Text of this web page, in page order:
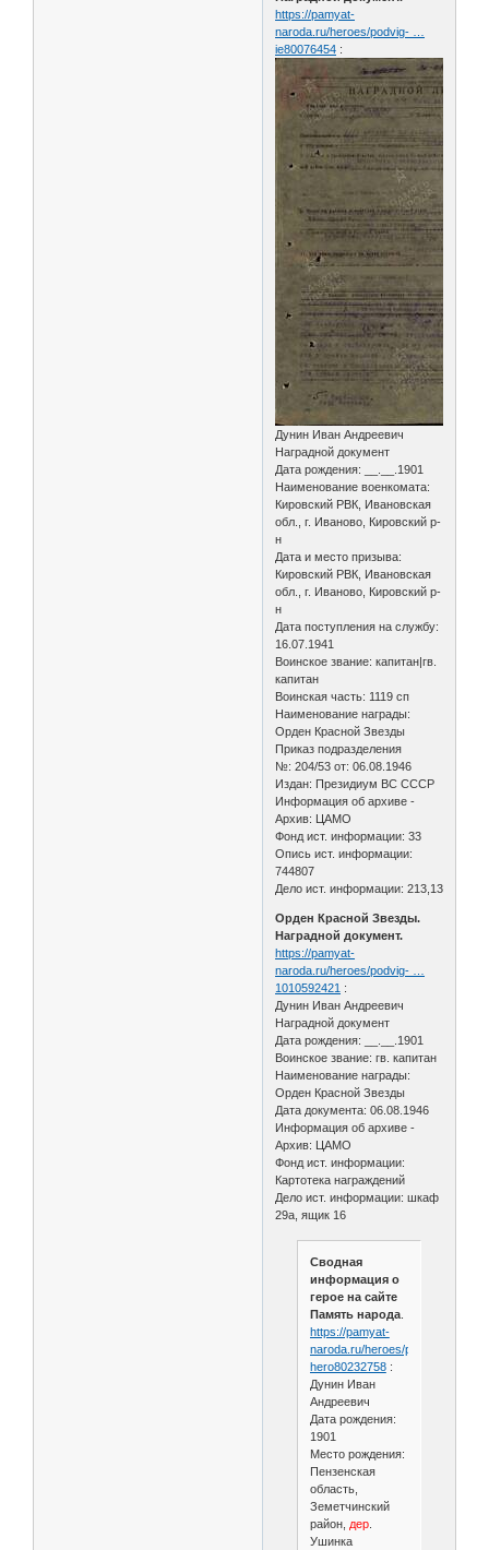
https://pamyat-
naroda.ru/heroes/podvig- …
ie80076454 :
Дунин Иван Андреевич
Наградной документ
Дата рождения: __.__.1901
Наименование военкомата:
Кировский РВК, Ивановская
обл., г. Иваново, Кировский р-
н
Дата и место призыва:
Кировский РВК, Ивановская
обл., г. Иваново, Кировский р-
н
Дата поступления на службу:
16.07.1941
Воинское звание: капитан|гв.
капитан
Воинская часть: 1119 сп
Наименование награды:
Орден Красной Звезды
Приказ подразделения
№: 204/53 от: 06.08.1946
Издан: Президиум ВС СССР
Информация об архиве -
Архив: ЦАМО
Фонд ист. информации: 33
Опись ист. информации:
744807
Дело ист. информации: 213,13
Орден Красной Звезды.
Наградной документ.
https://pamyat-
naroda.ru/heroes/podvig- …
1010592421 :
Дунин Иван Андреевич
Наградной документ
Дата рождения: __.__.1901
Воинское звание: гв. капитан
Наименование награды:
Орден Красной Звезды
Дата документа: 06.08.1946
Информация об архиве -
Архив: ЦАМО
Фонд ист. информации:
Картотека награждений
Дело ист. информации: шкаф
29а, ящик 16
Сводная
информация о
герое на сайте
Память народа.
https://pamyat-
naroda.ru/heroes/person-
hero80232758:
Дунин Иван
Андреевич
Дата рождения:
1901
Место рождения:
Пензенская
область,
Земетчинский
район, дер.
Ушинка